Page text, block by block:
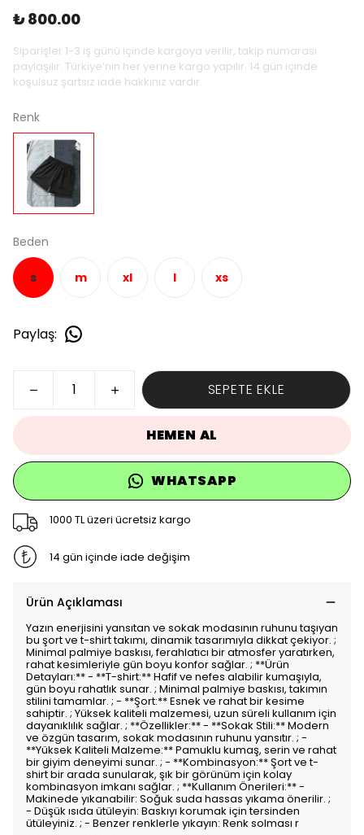
₺ 800.00
Siparişler 1-3 iş günü içinde kargoya verilir, takip numarası
paylaşılır. Türkiye’nin her yerine kargo yapılır. 14 gün içinde
koşulsuz şartsız iade hakkınız vardır.
Renk
Beden
s m xl l xs
Paylaş:
SEPETE EKLE
HEMEN AL
WHATSAPP
1000 TL üzeri ücretsiz kargo
14 gün içinde iade değişim
Ürün Açıklaması
Yazın enerjisini yansıtan ve sokak modasının ruhunu taşıyan
bu şort ve t-shirt takımı, dinamik tasarımıyla dikkat çekiyor. ;
Minimal palmiye baskısı, ferahlatıcı bir atmosfer yaratırken,
rahat kesimleriyle gün boyu konfor sağlar. ; **Ürün
Detayları:** - **T-shirt:** Hafif ve nefes alabilir kumaşıyla,
gün boyu rahatlık sunar. ; Minimal palmiye baskısı, takımın
stilini tamamlar. ; - **Şort:** Esnek ve rahat bir kesime
sahiptir. ; Yüksek kaliteli malzemesi, uzun süreli kullanım için
dayanıklılık sağlar. ; **Özellikler:** - **Sokak Stili:** Modern
ve özgün tasarım, sokak modasının ruhunu yansıtır. ; -
**Yüksek Kaliteli Malzeme:** Pamuklu kumaş, serin ve rahat
bir giyim deneyimi sunar. ; - **Kombinasyon:** Şort ve t-
shirt bir arada sunularak, şık bir görünüm için kolay
kombinasyon imkanı sağlar. ; **Kullanım Önerileri:** -
Makinede yıkanabilir: Soğuk suda hassas yıkama önerilir. ;
- Düşük ısıda ütüleyin: Baskıyı korumak için tersinden
ütüleyiniz. ; - Benzer renklerle yıkayın: Renk solması r